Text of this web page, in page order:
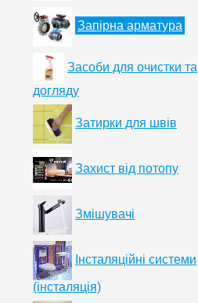
Запірна арматура
Засоби для очистки та
догляду
Затирки для швів
Захист від потопу
Змішувачі
Інсталяційні системи
(інсталяція)